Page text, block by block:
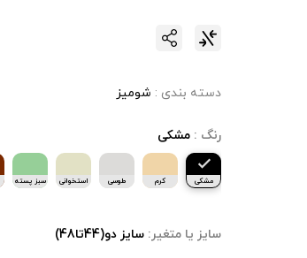
دسته بندی : شومیز
رنگ : مشکی
مشکی کرم طوسی استخوانی
سبز پسته
سایز یا متغیر: سایز دو(44تا48)